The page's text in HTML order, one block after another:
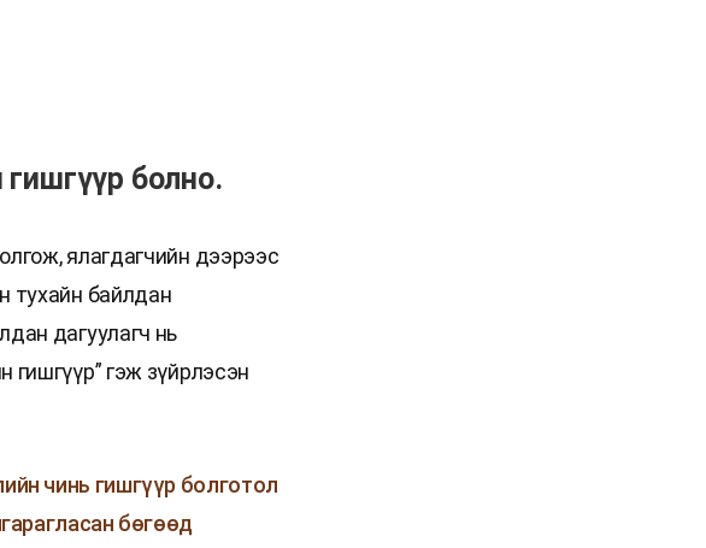
болно.
ялагдагчийн дээрээс
тухайн байлдан
дагуулагч нь
гишгүүр” гэж зүйрлэсэн
чинь гишгүүр болготол
бөгөөд